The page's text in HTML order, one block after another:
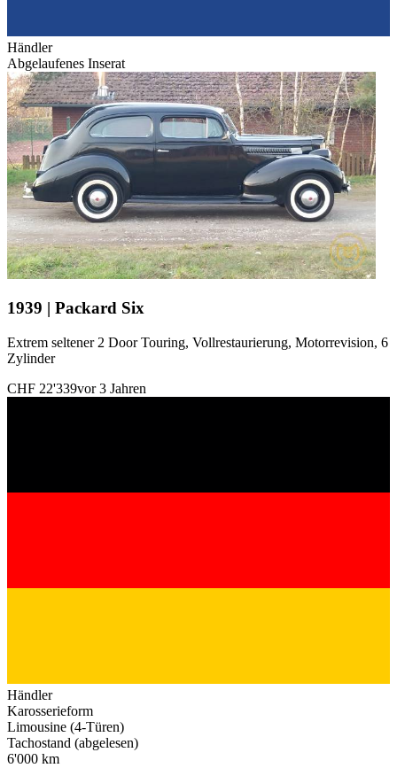
Händler
Abgelaufenes Inserat
1939 | Packard Six
Extrem seltener 2 Door Touring, Vollrestaurierung, Motorrevision, 6
Zylinder
CHF 22'339vor 3 Jahren
Händler
Karosserieform
Limousine (4-Türen)
Tachostand (abgelesen)
6'000 km